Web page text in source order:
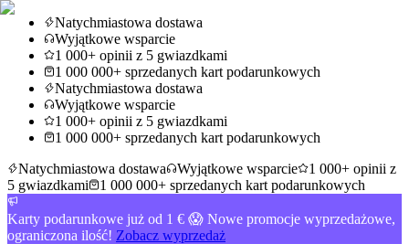
Natychmiastowa dostawa
Wyjątkowe wsparcie
1 000+ opinii z 5 gwiazdkami
1 000 000+ sprzedanych kart podarunkowych
Natychmiastowa dostawa
Wyjątkowe wsparcie
1 000+ opinii z 5 gwiazdkami
1 000 000+ sprzedanych kart podarunkowych
Natychmiastowa dostawa
Wyjątkowe wsparcie
1 000+ opinii z
5 gwiazdkami
1 000 000+ sprzedanych kart podarunkowych
Karty podarunkowe już od 1 € 😱 Nowe promocje wyprzedażowe,
ograniczona ilość! Zobacz wyprzedaż